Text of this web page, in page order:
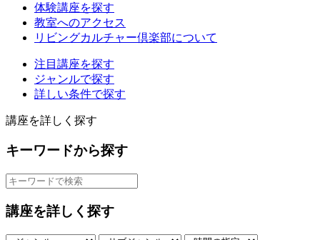
体験講座を探す
教室へのアクセス
リビングカルチャー倶楽部について
注目講座を探す
ジャンルで探す
詳しい条件で探す
講座を詳しく探す
キーワードから探す
講座を詳しく探す